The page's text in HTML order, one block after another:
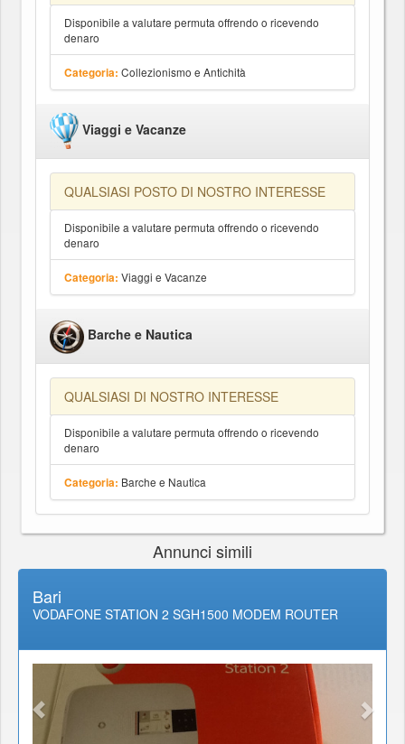
Disponibile a valutare permuta offrendo o ricevendo
denaro
Categoria: Collezionismo e Antichità
Viaggi e Vacanze
QUALSIASI POSTO DI NOSTRO INTERESSE
Disponibile a valutare permuta offrendo o ricevendo
denaro
Categoria: Viaggi e Vacanze
Barche e Nautica
QUALSIASI DI NOSTRO INTERESSE
Disponibile a valutare permuta offrendo o ricevendo
denaro
Categoria: Barche e Nautica
Annunci simili
Bari
VODAFONE STATION 2 SGH1500 MODEM ROUTER